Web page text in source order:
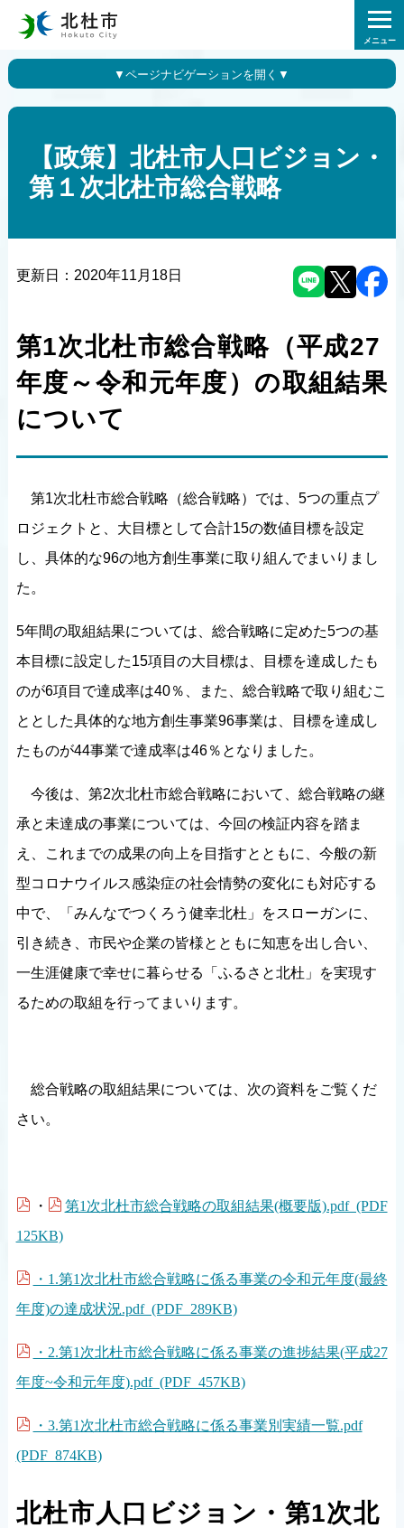
メニュー
【政策】北杜市人口ビジョン・
第１次北杜市総合戦略
更新日： 2020年11月18日
第1次北杜市総合戦略（平成27
年度～令和元年度）の取組結果
について
第1次北杜市総合戦略（総合戦略）では、5つの重点プ
ロジェクトと、大目標として合計15の数値目標を設定
し、具体的な96の地方創生事業に取り組んでまいりまし
た。
5年間の取組結果については、総合戦略に定めた5つの基
本目標に設定した15項目の大目標は、目標を達成したも
のが6項目で達成率は40％、また、総合戦略で取り組むこ
ととした具体的な地方創生事業96事業は、目標を達成し
たものが44事業で達成率は46％となりました。
今後は、第2次北杜市総合戦略において、総合戦略の継
承と未達成の事業については、今回の検証内容を踏ま
え、これまでの成果の向上を目指すとともに、今般の新
型コロナウイルス感染症の社会情勢の変化にも対応する
中で、「みんなでつくろう健幸北杜」をスローガンに、
引き続き、市民や企業の皆様とともに知恵を出し合い、
一生涯健康で幸せに暮らせる「ふるさと北杜」を実現す
るための取組を行ってまいります。
総合戦略の取組結果については、次の資料をご覧くだ
さい。
・ 第1次北杜市総合戦略の取組結果(概要版).pdf (PDF
125KB)
・1.第1次北杜市総合戦略に係る事業の令和元年度(最終
年度)の達成状況.pdf (PDF 289KB)
・2.第1次北杜市総合戦略に係る事業の進捗結果(平成27
年度~令和元年度).pdf (PDF 457KB)
・3.第1次北杜市総合戦略に係る事業別実績一覧.pdf
(PDF 874KB)
北杜市人口ビジョン・第1次北